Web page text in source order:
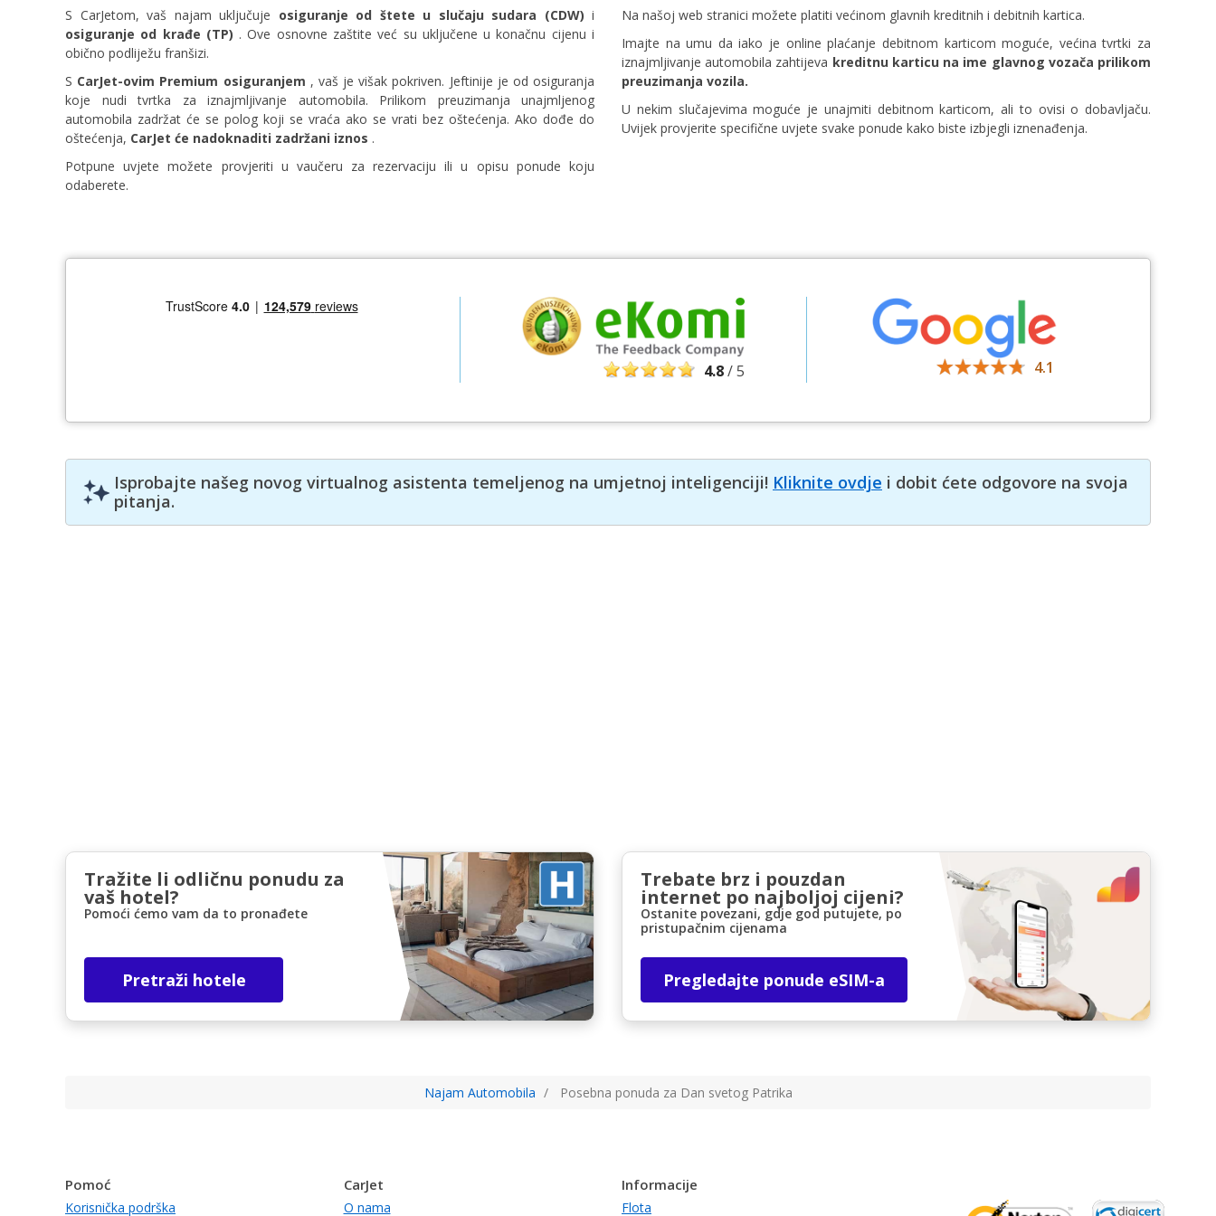
S CarJetom, vaš najam uključuje osiguranje od štete u slučaju sudara (CDW) i
osiguranje od krađe (TP) . Ove osnovne zaštite već su uključene u konačnu cijenu i
obično podliježu franšizi.
S CarJet-ovim Premium osiguranjem , vaš je višak pokriven. Jeftinije je od osiguranja
koje nudi tvrtka za iznajmljivanje automobila. Prilikom preuzimanja unajmljenog
automobila zadržat će se polog koji se vraća ako se vrati bez oštećenja. Ako dođe do
oštećenja, CarJet će nadoknaditi zadržani iznos .
Potpune uvjete možete provjeriti u vaučeru za rezervaciju ili u opisu ponude koju
odaberete.
Na našoj web stranici možete platiti većinom glavnih kreditnih i debitnih kartica.
Imajte na umu da iako je online plaćanje debitnom karticom moguće, većina tvrtki za
iznajmljivanje automobila zahtijeva kreditnu karticu na ime glavnog vozača prilikom
preuzimanja vozila.
U nekim slučajevima moguće je unajmiti debitnom karticom, ali to ovisi o dobavljaču.
Uvijek provjerite specifične uvjete svake ponude kako biste izbjegli iznenađenja.
4.8/ 5 4.1
Isprobajte našeg novog virtualnog asistenta temeljenog na umjetnoj inteligenciji! Kliknite ovdje i dobit ćete odgovore na svoja
pitanja.
Tražite li odličnu ponudu za
vaš hotel?
Pomoći ćemo vam da to pronađete
Pretraži hotele
Trebate brz i pouzdan
internet po najboljoj cijeni?
Ostanite povezani, gdje god putujete, po
pristupačnim cijenama
Pregledajte ponude eSIM-a
Najam Automobila Posebna ponuda za Dan svetog Patrika
Pomoć
Korisnička podrška
CarJet
O nama
Informacije
Flota
Posebni popusti
Pristupite ekskluzivnim ponudama naših
dobavljača